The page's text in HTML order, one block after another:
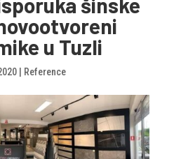
u Tuzli
| Reference